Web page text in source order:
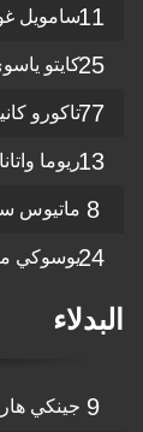
11سامويل
25كايتو
77تاكورو
13ريوما
8 ماتيوس
24يوسوكي
البدلاء
9 جينكي